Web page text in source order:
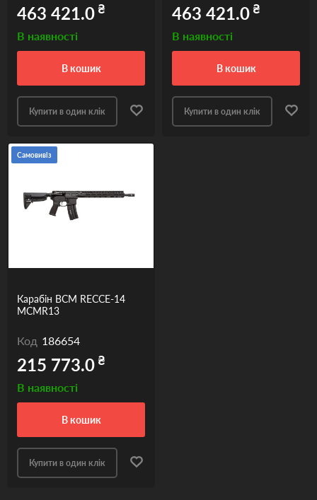
463 421.0₴
В наявності
в кошик
Купити в один клік
463 421.0₴
В наявності
в кошик
Купити в один клік
Самовивіз
Карабін BCM RECCE-14
MCMR13
Код 186654
215 773.0₴
В наявності
в кошик
Купити в один клік